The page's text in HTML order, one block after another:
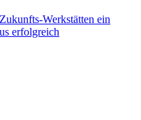
Werkstätten ein
erfolgreich